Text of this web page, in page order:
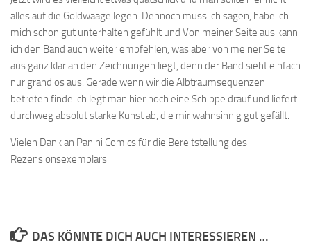
alles auf die Goldwaage legen. Dennoch muss ich sagen, habe ich
mich schon gut unterhalten gefühlt und Von meiner Seite aus kann
ich den Band auch weiter empfehlen, was aber von meiner Seite
aus ganz klar an den Zeichnungen liegt, denn der Band sieht einfach
nur grandios aus. Gerade wenn wir die Albtraumsequenzen
betreten finde ich legt man hier noch eine Schippe drauf und liefert
durchweg absolut starke Kunst ab, die mir wahnsinnig gut gefällt.
Vielen Dank an Panini Comics für die Bereitstellung des
Rezensionsexemplars
DAS KÖNNTE DICH AUCH INTERESSIEREN …